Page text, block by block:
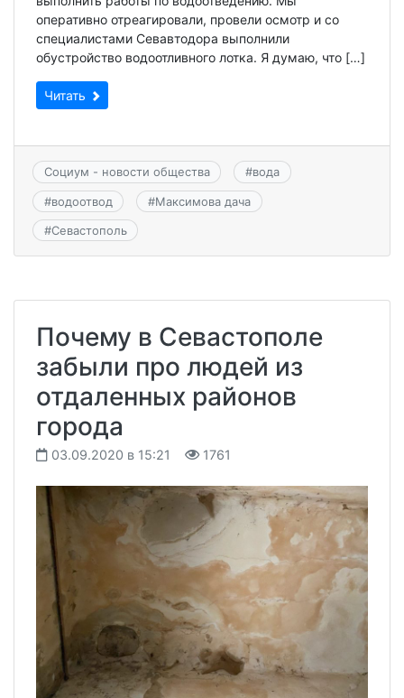
оперативно отреагировали, провели осмотр и со
специалистами Севавтодора выполнили
обустройство водоотливного лотка. Я думаю, что […]
Читать
Социум - новости общества #вода
#водоотвод #Максимова дача
#Севастополь
Почему в Севастополе
забыли про людей из
отдаленных районов
города
03.09.2020 в 15:21 1761